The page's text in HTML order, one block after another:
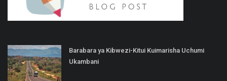
Barabara ya Kibwezi-Kitui Kuimarisha Uchumi
Ukambani